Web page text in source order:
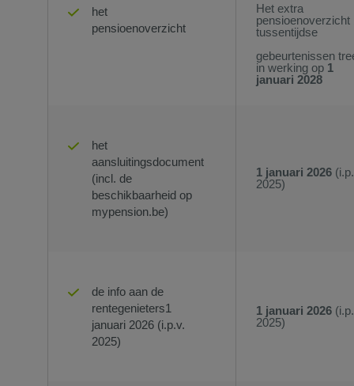
het
pensioenoverzicht
Het extra
pensioenoverzicht
tussentijdse
gebeurtenissen
in werking op 1
januari 2028
het
aansluitingsdocument
(incl. de
beschikbaarheid op
mypension.be)
1 januari 2026
2025)
de info aan de
rentegenieters1
januari 2026 (i.p.v.
2025)
1 januari 2026
2025)